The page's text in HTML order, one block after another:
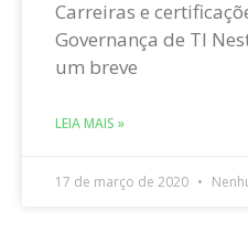
Carreiras e
Governança de TI
um breve
LEIA MAIS »
17 de março de 2020